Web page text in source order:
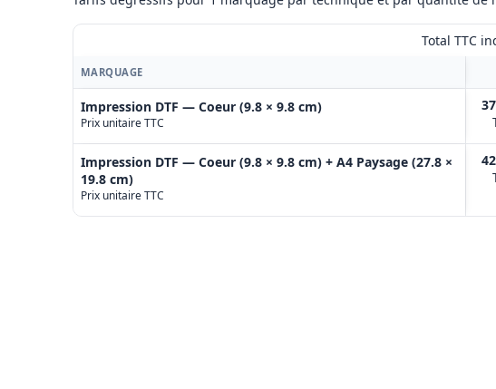
Total TTC
MARQUAGE
Impression DTF — Coeur (9.8 × 9.8 cm)
Prix unitaire TTC
Impression DTF — Coeur (9.8 × 9.8 cm) + A4 Paysage (27.8 ×
19.8 cm)
Prix unitaire TTC